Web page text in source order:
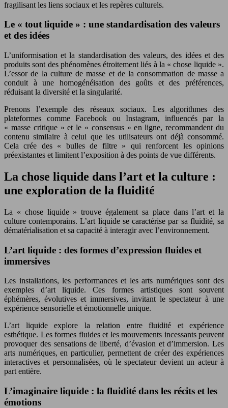
fragilisant les liens sociaux et les repères culturels.
Le « tout liquide » : une standardisation des valeurs
et des idées
L’uniformisation et la standardisation des valeurs, des idées et des
produits sont des phénomènes étroitement liés à la « chose liquide ».
L’essor de la culture de masse et de la consommation de masse a
conduit à une homogénéisation des goûts et des préférences,
réduisant la diversité et la singularité.
Prenons l’exemple des réseaux sociaux. Les algorithmes des
plateformes comme Facebook ou Instagram, influencés par la
« masse critique » et le « consensus » en ligne, recommandent du
contenu similaire à celui que les utilisateurs ont déjà consommé.
Cela crée des « bulles de filtre » qui renforcent les opinions
préexistantes et limitent l’exposition à des points de vue différents.
La chose liquide dans l’art et la culture :
une exploration de la fluidité
La « chose liquide » trouve également sa place dans l’art et la
culture contemporains. L’art liquide se caractérise par sa fluidité, sa
dématérialisation et sa capacité à interagir avec l’environnement.
L’art liquide : des formes d’expression fluides et
immersives
Les installations, les performances et les arts numériques sont des
exemples d’art liquide. Ces formes artistiques sont souvent
éphémères, évolutives et immersives, invitant le spectateur à une
expérience sensorielle et émotionnelle unique.
L’art liquide explore la relation entre fluidité et expérience
esthétique. Les formes fluides et les mouvements incessants peuvent
provoquer des sensations de liberté, d’évasion et d’immersion. Les
arts numériques, en particulier, permettent de créer des expériences
interactives et personnalisées, où le spectateur devient un acteur à
part entière.
L’imaginaire liquide : la fluidité dans les récits et les
émotions